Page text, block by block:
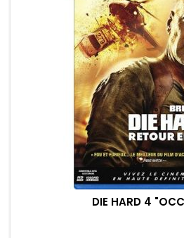
DIE HARD 4